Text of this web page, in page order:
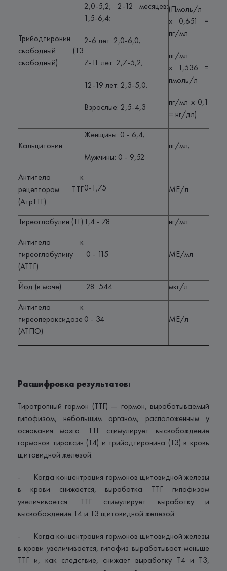
Трийодтиронин
свободный (Т3
свободный)
2,0-5,2; 2-12 месяцев:
1,5-6,4;
2-6 лет: 2,0-6,0;
7-11 лет: 2,7-5,2;
12-19 лет: 2,3-5,0.
Взрослые: 2,5-4,3
(Пмоль/л
х 0,651 =
пг/мл
пг/мл
х 1,536 =
пмоль/л
пг/мл х 0,1
= нг/дл)
Кальцитонин
Женщины: 0 - 6,4;
Мужчины: 0 - 9,52
пг/мл;
Антитела к
рецепторам ТТГ
(АтрТТГ)
0-1,75 МЕ/л
Тиреоглобулин (ТГ) 1,4 - 78
нг/мл
Антитела к
тиреоглобулину
(АТТГ)
0 - 115 МЕ/мл
Йод (в моче) 28 ­ 544
мкг/л
Антитела к
тиреопероксидазе
(АТПО)
0 - 34 МЕ/л
Расшифровка результатов:
Тиротропный гормон (ТТГ) — гормон, вырабатываемый
гипофизом, небольшим органом, расположенным у
основания мозга. ТТГ стимулирует высвобождение
гормонов тироксин (Т4) и трийодтиронина (Т3) в кровь
щитовидной железой.
- Когда концентрация гормонов щитовидной железы
в крови снижается, выработка ТТГ гипофизом
увеличивается. ТТГ стимулирует выработку и
высвобождение Т4 и Т3 щитовидной железой.
- Когда концентрация гормонов щитовидной железы
в крови увеличивается, гипофиз вырабатывает меньше
ТТГ и, как следствие, снижает выработку T4 и T3,